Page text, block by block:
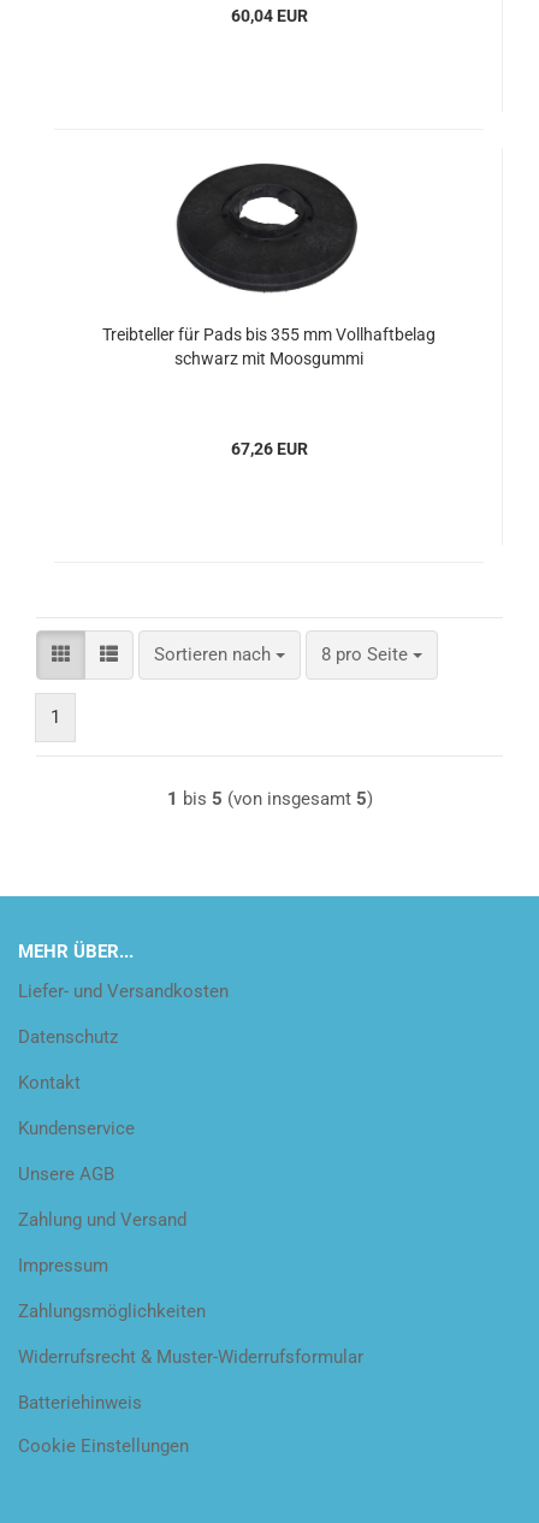
60,04 EUR
Treibteller für Pads bis 355 mm Vollhaftbelag
schwarz mit Moosgummi
67,26 EUR
Sortieren nach
Sortieren nach 8 pro Seite
pro Seite
1
1 bis 5 (von insgesamt 5)
MEHR ÜBER...
Liefer- und Versandkosten
Datenschutz
Kontakt
Kundenservice
Unsere AGB
Zahlung und Versand
Impressum
Zahlungsmöglichkeiten
Widerrufsrecht & Muster-Widerrufsformular
Batteriehinweis
Cookie Einstellungen